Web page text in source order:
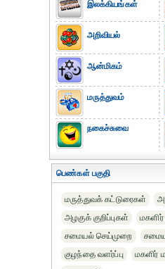
இலக்கியங்கள்
அறிவியல்
ஆன்மிகம்
மருத்துவம்
நகைச்சுவை
பெண்கள் பகுதி
மருத்துவக் கட்டுரைகள்
அழகுக் குறிப்புகள்
சமையல் செய்முறை
குழந்தை வளர்ப்பு
மகளிர்